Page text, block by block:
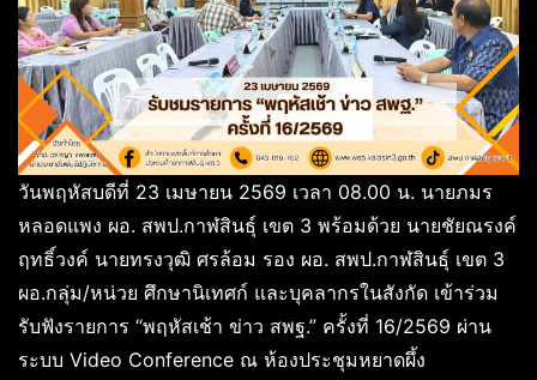
วันพฤหัสบดีที่ 23 เมษายน 2569 เวลา 08.00 น. นายภมร
หลอดแพง ผอ. สพป.กาฬสินธุ์ เขต 3 พร้อมด้วย นายชัยณรงค์
ฤทธิ์วงค์ นายทรงวุฒิ ศรล้อม รอง ผอ. สพป.กาฬสินธุ์ เขต 3
ผอ.กลุ่ม/หน่วย ศึกษานิเทศก์ และบุคลากรในสังกัด เข้าร่วม
รับฟังรายการ “พฤหัสเช้า ข่าว สพฐ.” ครั้งที่ 16/2569 ผ่าน
ระบบ Video Conference ณ ห้องประชุมหยาดผึ้ง